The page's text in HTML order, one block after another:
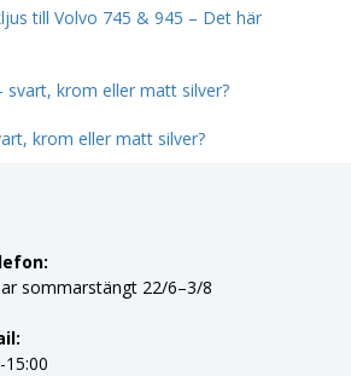
till Volvo 745 & 945 – Det här
svart, krom eller matt silver?
krom eller matt silver?
sommarstängt 22/6–3/8